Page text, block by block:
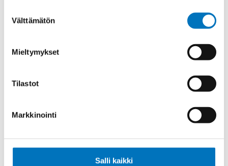
valinta
Välttämätön
Mieltymykset
Tilastot
Markkinointi
Salli kaikki
TUMMANSININEN/VALKOINEN 1X2,5
Johdin H05V-K, MUSTA/VALKOINEN
1X1